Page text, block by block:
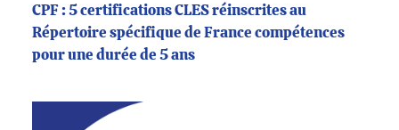
CPF : 5 certifications CLES réinscrites au
Répertoire spécifique de France compétences
pour une durée de 5 ans